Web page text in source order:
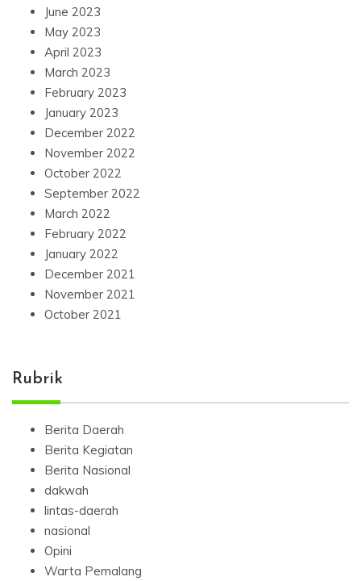
June 2023
May 2023
April 2023
March 2023
February 2023
January 2023
December 2022
November 2022
October 2022
September 2022
March 2022
February 2022
January 2022
December 2021
November 2021
October 2021
Rubrik
Berita Daerah
Berita Kegiatan
Berita Nasional
dakwah
lintas-daerah
nasional
Opini
Warta Pemalang